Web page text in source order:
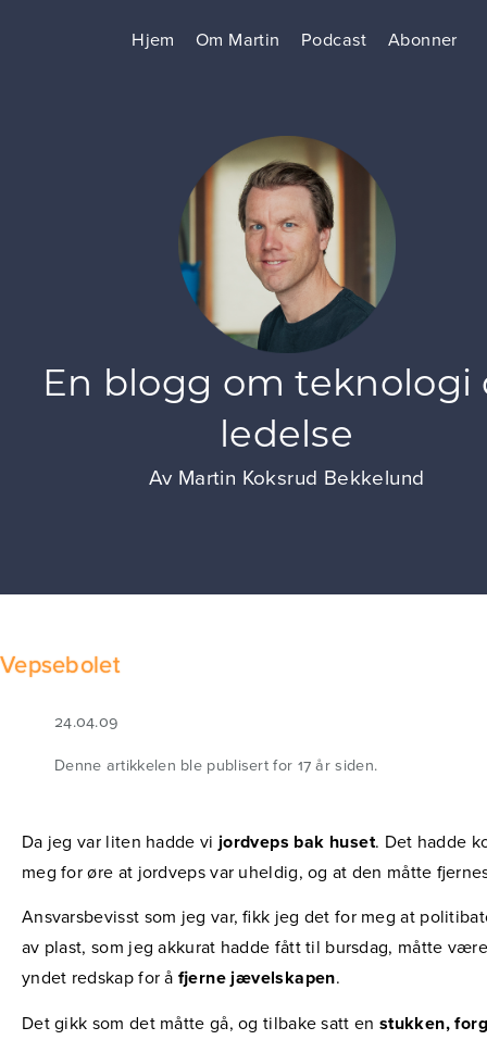
Hjem Om Martin Podcast Abonner
En blogg om teknologi
ledelse
Av Martin Koksrud Bekkelund
Vepsebolet
24.04.09
Denne artikkelen ble publisert for 17 år siden.
Da jeg var liten hadde vi jordveps bak huset. Det hadde
meg for øre at jordveps var uheldig, og at den måtte
Ansvarsbevisst som jeg var, fikk jeg det for meg at
av plast, som jeg akkurat hadde fått til bursdag, måtte
yndet redskap for åfjerne jævelskapen.
Det gikk som det måtte gå, og tilbake satt en stukken,